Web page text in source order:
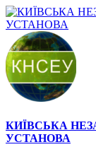
КИЇВСЬКА
УСТАНОВА